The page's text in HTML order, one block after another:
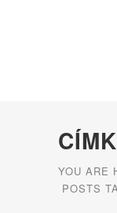
YOU ARE
POSTS